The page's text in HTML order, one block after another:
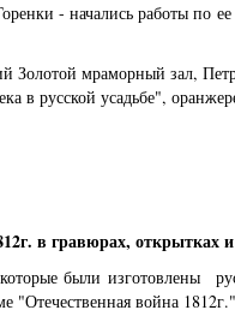
- начались работы по
Золотой мраморный зал,
в русской усадьбе",
в гравюрах,
были изготовлены
война